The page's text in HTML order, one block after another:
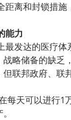
距离和封锁措
能力
最发达的医疗
略储备的缺乏
联邦政府、联
每天可以进行1